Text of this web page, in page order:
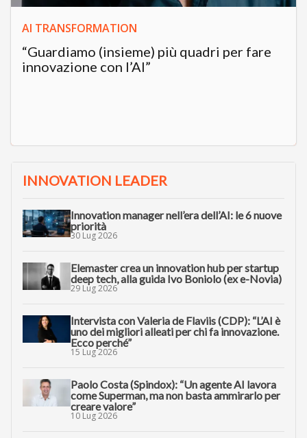
AI TRANSFORMATION
“Guardiamo (insieme) più quadri per fare
innovazione con l’AI”
INNOVATION LEADER
Innovation manager nell’era dell’AI: le 6 nuove
priorità
30 Lug 2026
Elemaster crea un innovation hub per startup
deep tech, alla guida Ivo Boniolo (ex e-Novia)
29 Lug 2026
Intervista con Valeria de Flaviis (CDP): “L’AI è
uno dei migliori alleati per chi fa innovazione.
Ecco perché”
15 Lug 2026
Paolo Costa (Spindox): “Un agente AI lavora
come Superman, ma non basta ammirarlo per
creare valore”
10 Lug 2026